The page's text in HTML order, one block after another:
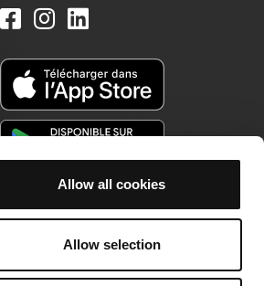
Allow all cookies
Allow selection